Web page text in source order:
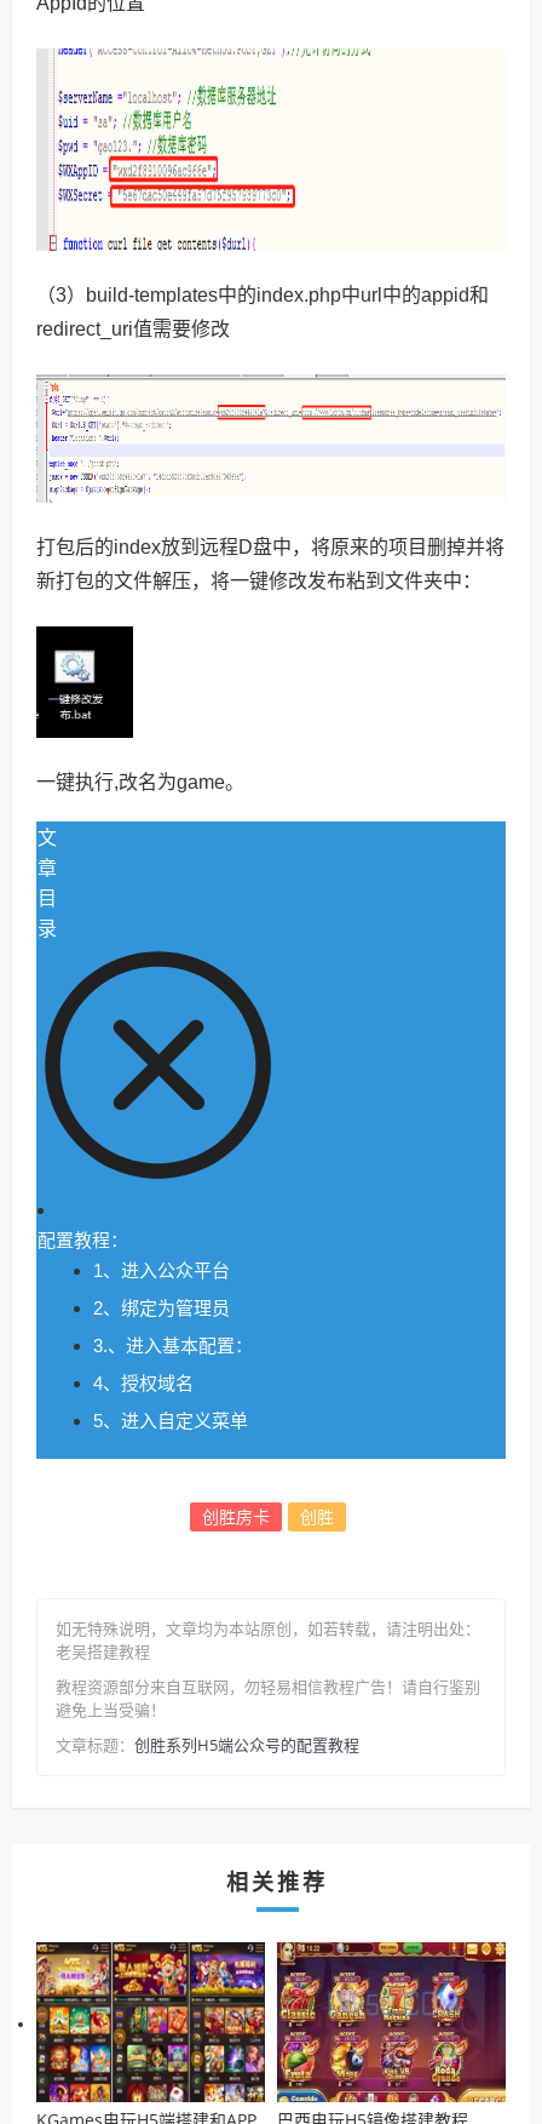
（3）build-templates中的index.php中url中的appid和
redirect_uri值需要修改
打包后的index放到远程D盘中，将原来的项目删掉并将
新打包的文件解压，将一键修改发布粘到文件夹中：
一键执行,改名为game。
文
章
目
录
配置教程：
1、进入公众平台
2、绑定为管理员
3.、进入基本配置：
4、授权域名
5、进入自定义菜单
创胜房卡 创胜
如无特殊说明，文章均为本站原创 ，如若转载，请注明出处：
老吴搭建教程
教程资源部分来自互联网，勿轻易相信教程广告！请自行鉴别
避免上当受骗！
文章标题： 创胜系列H5端公众号的配置教程
相关推荐